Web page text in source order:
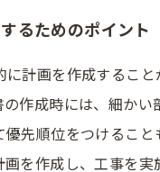
るためのポイント
計画を作成するこ
作成時には、細か
先順位をつけるこ
を作成し、工事を